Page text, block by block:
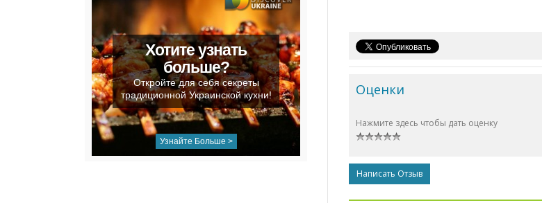
Хотите узнать
больше?
Откройте для себя секреты
традиционной Украинской кухни!
Узнайте Больше >
Оценки
Нажмите здесь чтобы дать оценку
Написать Отзыв